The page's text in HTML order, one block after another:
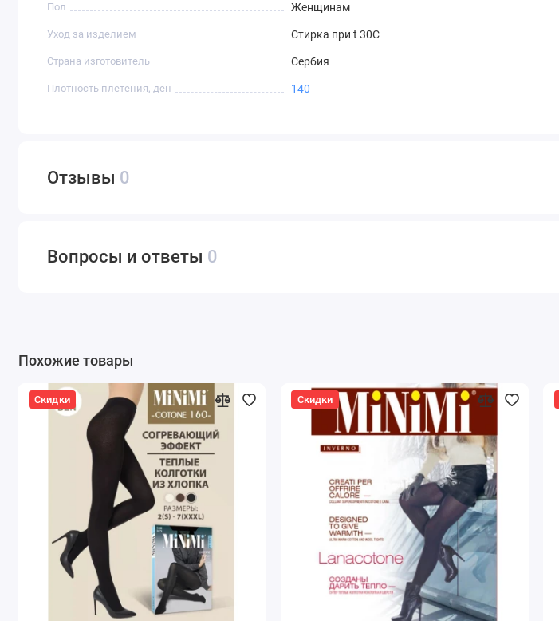
Пол Женщинам
Уход за изделием Стирка при t 30С
Страна изготовитель Сербия
Плотность плетения, ден 140
Отзывы 0
Вопросы и ответы 0
Похожие товары
Скидки Скидки